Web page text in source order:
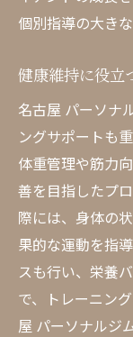
個別指導の大き
健康維持に役立
名古屋 パーソナ
ングサポートも
体重管理や筋力
善を目指したプ
際には、身体の
果的な運動を指
スも行い、栄養
で、トレーニン
屋 パーソナルジ